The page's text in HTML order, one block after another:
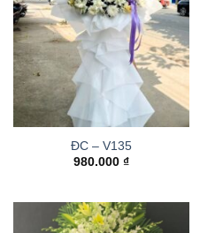
ĐC – V135
980.000 ₫